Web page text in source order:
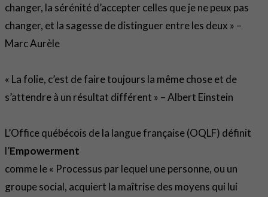
changer, la sérénité d’accepter celles que je ne peux pas
changer, et la sagesse de distinguer entre les deux » –
Marc Aurèle
« La folie, c’est de faire toujours la même chose et de
s’attendre à un résultat différent » – Albert Einstein
L’Office québécois de la langue française (OQLF) définit
l’Empowerment
comme le « Processus par lequel une personne, ou un
groupe social, acquiert la maîtrise des moyens qui lui